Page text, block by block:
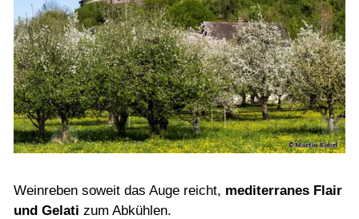
Weinreben soweit das Auge reicht, mediterranes Flair
und Gelati zum Abkühlen.